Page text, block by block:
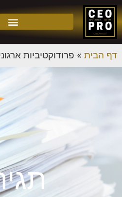
דף הבית » פרודוקטיביות